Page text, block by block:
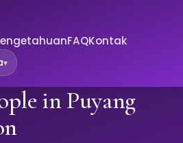
FAQKontak
▾
in Puyang